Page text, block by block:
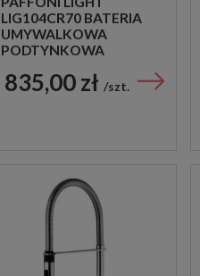
LIG104CR70 BATERIA
UMYWALKOWA
PODTYNKOWA
CHROM
835,00 zł szt.